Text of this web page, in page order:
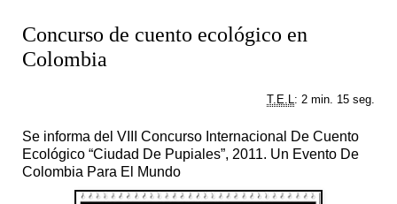
Concurso de cuento ecológico en
Colombia
T.E.L : 2 min. 15 seg.
Se informa del VIII Concurso Internacional De Cuento
Ecológico “Ciudad De Pupiales”, 2011. Un Evento De
Colombia Para El Mundo